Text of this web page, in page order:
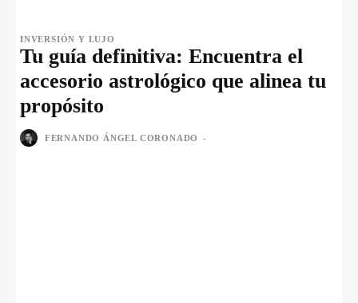
INVERSIÓN Y LUJO
Tu guía definitiva: Encuentra el
accesorio astrológico que alinea tu
propósito
FERNANDO ÁNGEL CORONADO -